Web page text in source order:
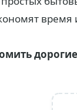
время